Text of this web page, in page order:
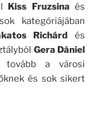
Kiss Fruzsina és
kategóriájában
Richárd és
Gera Dániel
a városi
és sok sikert